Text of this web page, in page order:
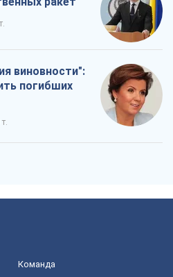
виновности":
погибших
Команда